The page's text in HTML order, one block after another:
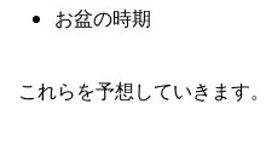
お盆の時期
これらを予想していきます。